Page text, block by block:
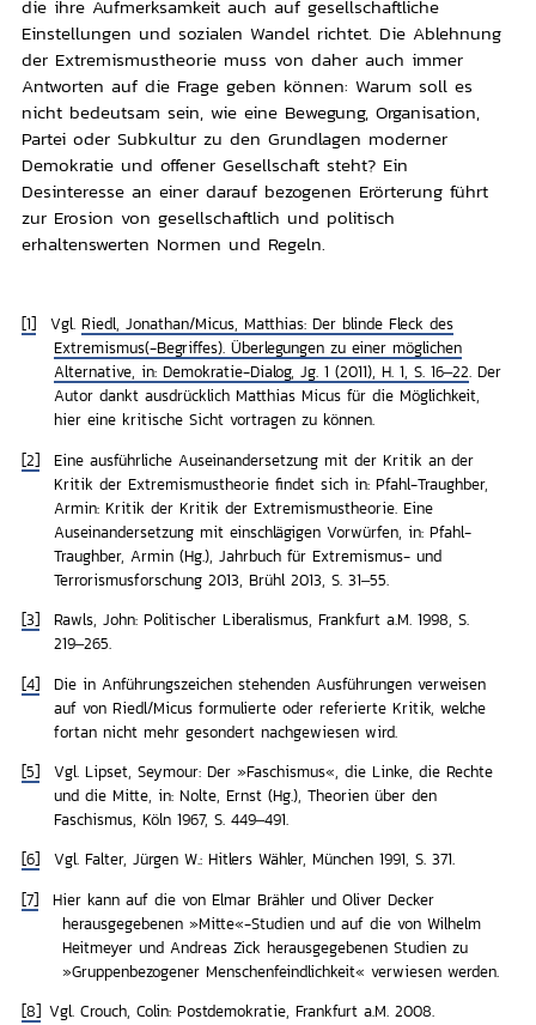
die ihre Aufmerksamkeit auch auf gesellschaftliche
Einstellungen und sozialen Wandel richtet. Die Ablehnung
der Extremismustheorie muss von daher auch immer
Antworten auf die Frage geben können: Warum soll es
nicht bedeutsam sein, wie eine Bewegung, Organisation,
Partei oder Subkultur zu den Grundlagen moderner
Demokratie und offener Gesellschaft steht? Ein
Desinteresse an einer darauf bezogenen Erörterung führt
zur Erosion von gesellschaftlich und politisch
erhaltenswerten Normen und Regeln.
[1] Vgl. Riedl, Jonathan/Micus, Matthias: Der blinde Fleck des
Extremismus(-Begriffes). Überlegungen zu einer möglichen
Alternative, in: Demokratie-Dialog, Jg. 1 (2011), H. 1, S. 16–22. Der
Autor dankt ausdrücklich Matthias Micus für die Möglichkeit,
hier eine kritische Sicht vortragen zu können.
[2]
Eine ausführliche Auseinandersetzung mit der Kritik an der
Kritik der Extremismustheorie findet sich in: Pfahl-Traughber,
Armin: Kritik der Kritik der Extremismustheorie. Eine
Auseinandersetzung mit einschlägigen Vorwürfen, in: Pfahl-
Traughber, Armin (Hg.), Jahrbuch für Extremismus- und
Terrorismusforschung 2013, Brühl 2013, S. 31–55.
[3]
Rawls, John: Politischer Liberalismus, Frankfurt a.M. 1998, S.
219–265.
[4]
Die in Anführungszeichen stehenden Ausführungen verweisen
auf von Riedl/Micus formulierte oder referierte Kritik, welche
fortan nicht mehr gesondert nachgewiesen wird.
[5]
Vgl. Lipset, Seymour: Der »Faschismus«, die Linke, die Rechte
und die Mitte, in: Nolte, Ernst (Hg.), Theorien über den
Faschismus, Köln 1967, S. 449–491.
[6]
Vgl. Falter, Jürgen W.: Hitlers Wähler, München 1991, S. 371.
[7]
Hier kann auf die von Elmar Brähler und Oliver Decker
herausgegebenen »Mitte«-Studien und auf die von Wilhelm
Heitmeyer und Andreas Zick herausgegebenen Studien zu
»Gruppenbezogener Menschenfeindlichkeit« verwiesen werden.
[8] Vgl. Crouch, Colin: Postdemokratie, Frankfurt a.M. 2008.